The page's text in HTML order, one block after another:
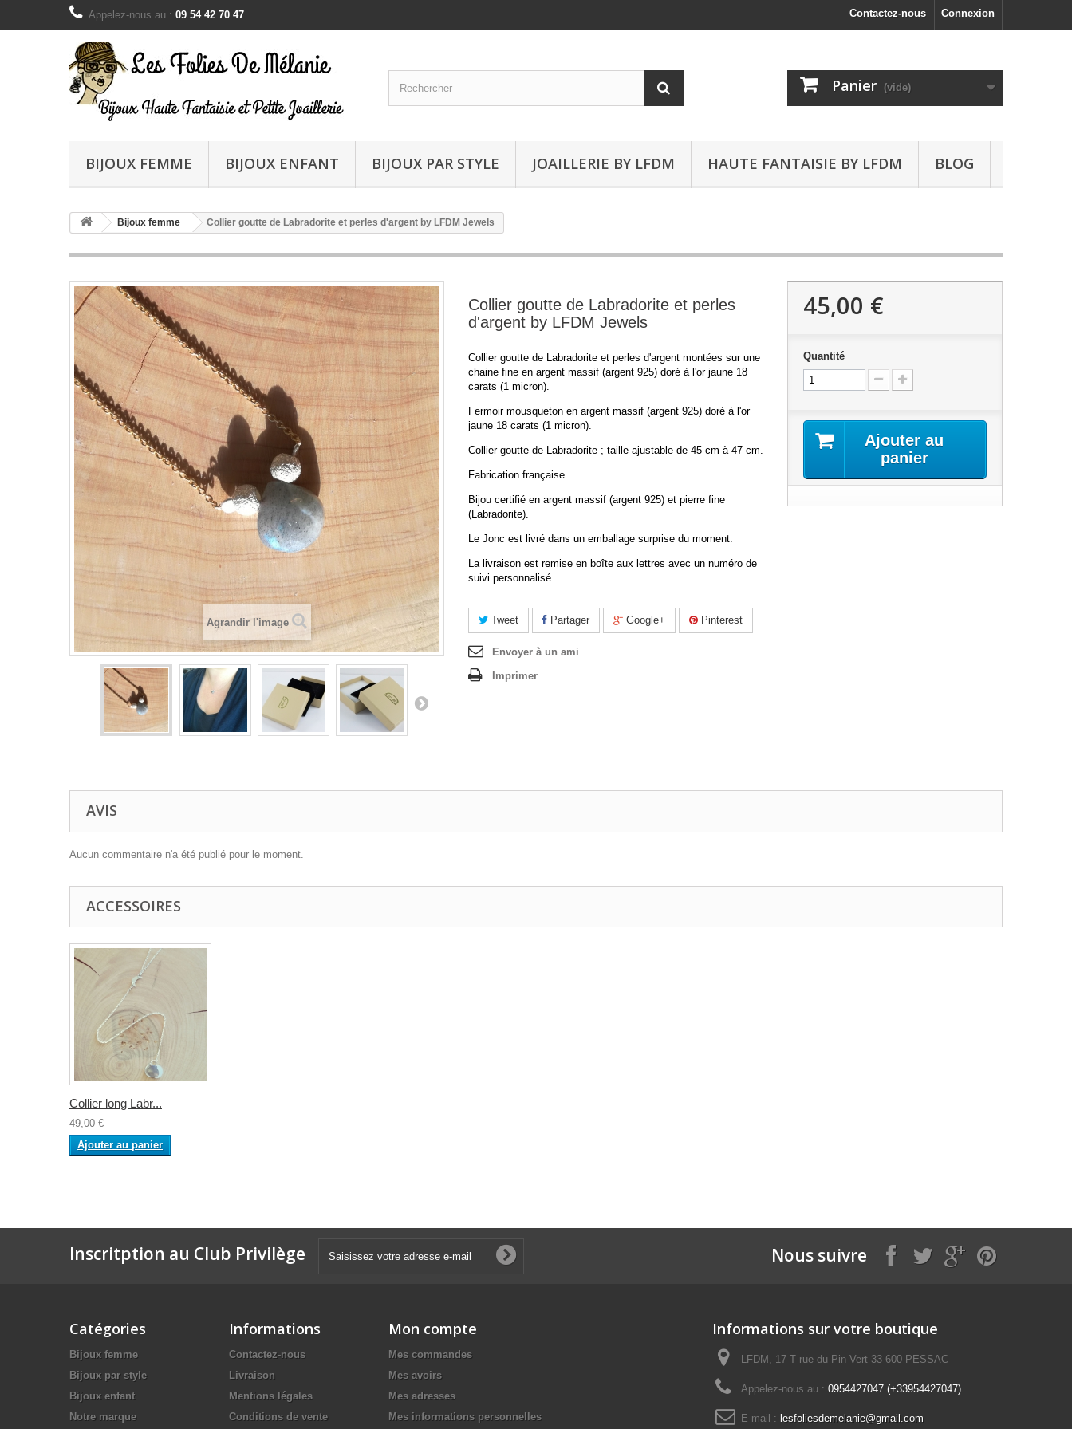
Connexion
Contactez-nous
Appelez-nous au : 09 54 42 70 47
Panier (vide)
BIJOUX FEMME BIJOUX ENFANT BIJOUX PAR STYLE JOAILLERIE BY LFDM HAUTE FANTAISIE BY LFDM BLOG
Bijoux femme Collier goutte de Labradorite et perles d'argent by LFDM Jewels
Agrandir l'image
Collier goutte de Labradorite et perles
d'argent by LFDM Jewels
Collier goutte de Labradorite et perles d'argent montées sur une
chaine fine en argent massif (argent 925) doré à l'or jaune 18
carats (1 micron).
Fermoir mousqueton en argent massif (argent 925) doré à l'or
jaune 18 carats (1 micron).
Collier goutte de Labradorite ; taille ajustable de 45 cm à 47 cm.
Fabrication française.
Bijou certifié en argent massif (argent 925) et pierre fine
(Labradorite).
Le Jonc est livré dans un emballage surprise du moment.
La livraison est remise en boîte aux lettres avec un numéro de
suivi personnalisé.
Tweet Partager Google+ Pinterest
Envoyer à un ami
Imprimer
45,00 €
Quantité
Ajouter au
panier
AVIS
Aucun commentaire n'a été publié pour le moment.
ACCESSOIRES
Collier long Labr...
49,00 €
Ajouter au panier
Inscritption au Club Privilège Nous suivre
Catégories
Bijoux femme
Bijoux par style
Bijoux enfant
Notre marque
Informations
Contactez-nous
Livraison
Mentions légales
Conditions de vente
Mon compte
Mes commandes
Mes avoirs
Mes adresses
Mes informations personnelles
Informations sur votre boutique
LFDM, 17 T rue du Pin Vert 33 600 PESSAC
Appelez-nous au : 0954427047 (+33954427047)
E-mail : lesfoliesdemelanie@gmail.com